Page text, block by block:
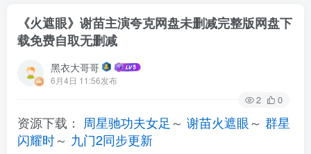
《火遮眼》谢苗主演夸克网盘未删减完整版网盘下
载免费自取无删减
黑衣大哥哥
6月4日 11:56发布
2 0
资源下载： 周星驰功夫女足 ～ 谢苗火遮眼～ 群星
闪耀时～ 九门2同步更新